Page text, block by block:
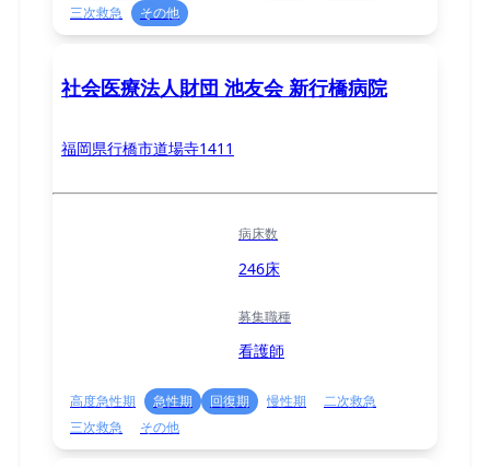
三次救急
その他
社会医療法人財団 池友会 新行橋病院
福岡県行橋市道場寺1411
病床数
246床
募集職種
看護師
高度急性期 急性期 回復期 慢性期
二次救急
三次救急
その他